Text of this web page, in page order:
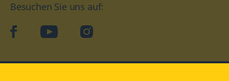
Besuchen Sie uns auf:
facebookYouTube Instagram